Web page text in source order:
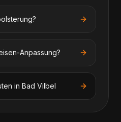
Anpassung?
in Bad Vilbel